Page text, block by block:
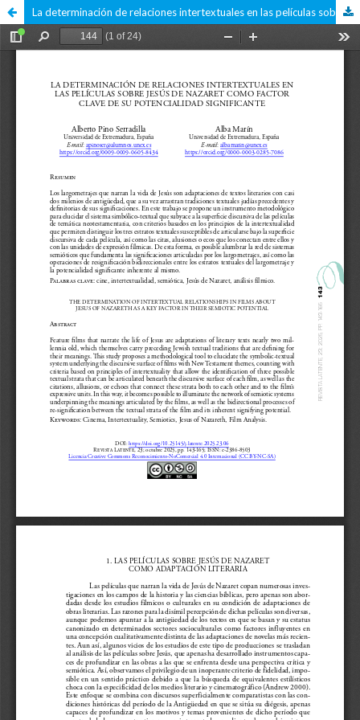
La determinación de relaciones intertextuales en las películas sobre Jesús de Nazaret como factor clave de su potencialidad significante